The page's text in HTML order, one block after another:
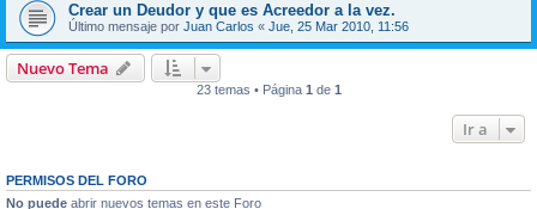
Crear un Deudor y que es Acreedor a la vez.
Último mensaje por Juan Carlos « Jue, 25 Mar 2010, 11:56
Nuevo Tema
23 temas • Página 1 de 1
Ir a
PERMISOS DEL FORO
No puede abrir nuevos temas en este Foro